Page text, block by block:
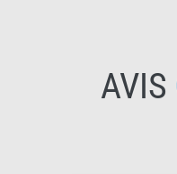
AVIS